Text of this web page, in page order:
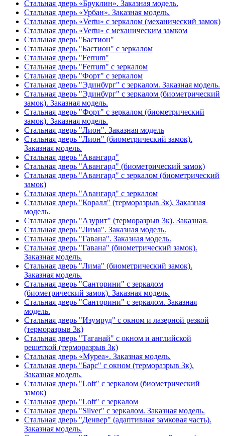
Стальная дверь «Бруклин». Заказная модель.
Стальная дверь «Урбан». Заказная модель.
Стальная дверь «Vertu» с зеркалом (механический замок)
Стальная дверь «Vertu» с механическим замком
Стальная дверь "Бастион"
Стальная дверь "Бастион" с зеркалом
Стальная дверь "Ferrum"
Стальная дверь "Ferrum" с зеркалом
Стальная дверь "Форт" с зеркалом
Стальная дверь "Эдинбург" с зеркалом. Заказная модель.
Стальная дверь "Эдинбург" с зеркалом (биометрический
замок). Заказная модель.
Стальная дверь "Форт" с зеркалом (биометрический
замок). Заказная модель.
Стальная дверь "Лион". Заказная модель
Стальная дверь "Лион" (биометрический замок).
Заказная модель.
Стальная дверь "Авангард"
Стальная дверь "Авангард" (биометрический замок)
Стальная дверь "Авангард" с зеркалом (биометрический
замок)
Стальная дверь "Авангард" с зеркалом
Стальная дверь "Коралл" (терморазрыв 3к). Заказная
модель.
Стальная дверь "Азурит" (терморазрыв 3к). Заказная.
Стальная дверь "Лима". Заказная модель.
Стальная дверь "Гавана". Заказная модель.
Стальная дверь "Гавана" (биометрический замок).
Заказная модель.
Стальная дверь "Лима" (биометрический замок).
Заказная модель.
Стальная дверь "Санторини" с зеркалом
(биометрический замок). Заказная модель.
Стальная дверь "Санторини" с зеркалом. Заказная
модель.
Стальная дверь "Изумруд" с окном и лазерной резкой
(терморазрыв 3к)
Стальная дверь "Таганай" с окном и английской
решеткой (терморазрыв 3к)
Стальная дверь «Муреа». Заказная модель.
Стальная дверь "Барс" с окном (терморазрыв 3к).
Заказная модель.
Стальная дверь "Loft" с зеркалом (биометрический
замок)
Стальная дверь "Loft" с зеркалом
Стальная дверь "Silver" с зеркалом. Заказная модель.
Стальная дверь "Денвер" (адаптивная замковая часть).
Заказная модель.